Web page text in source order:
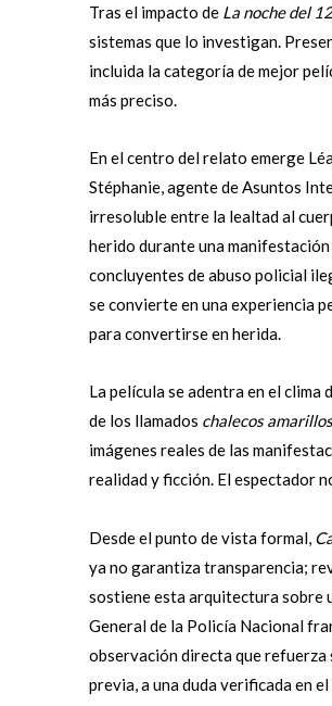
Tras el impacto de La noche del 12
sistemas que lo investigan.
incluida la categoría de mejor
más preciso.
En el centro del relato emerge
Stéphanie, agente de Asuntos
irresoluble entre la lealtad al
herido durante una
concluyentes de abuso policial
se convierte en una experiencia
para convertirse en herida.
La película se adentra en el
de los llamados chalecos amarillos
imágenes reales de las
realidad y ficción. El espectador
Desde el punto de vista formal,
ya no garantiza transparencia;
sostiene esta arquitectura sobre
General de la Policía Nacional
observación directa que refuerza
previa, a una duda verificada en